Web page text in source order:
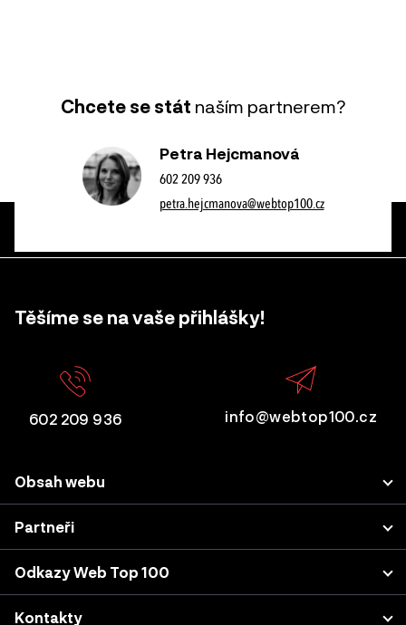
Chcete se stát naším partnerem?
Petra Hejcmanová
602 209 936
petra.hejcmanova@webtop100.cz
Těšíme se na vaše přihlášky!
602 209 936 info@webtop100.cz
Obsah webu
Porota
Přihlášení projektu
Akce a konference
Kategorie a kritéria
Partneři
LUPA.cz
Podnikatel.cz
Odkazy Web Top 100
Výsledky z minulých let
Kontakty